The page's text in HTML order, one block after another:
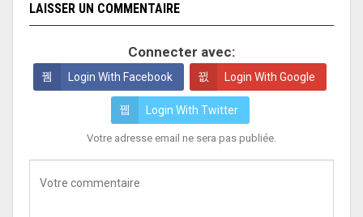
LAISSER UN COMMENTAIRE
Connecter avec:
Login With Facebook Login With Google
Login With Twitter
Votre adresse email ne sera pas publiée.